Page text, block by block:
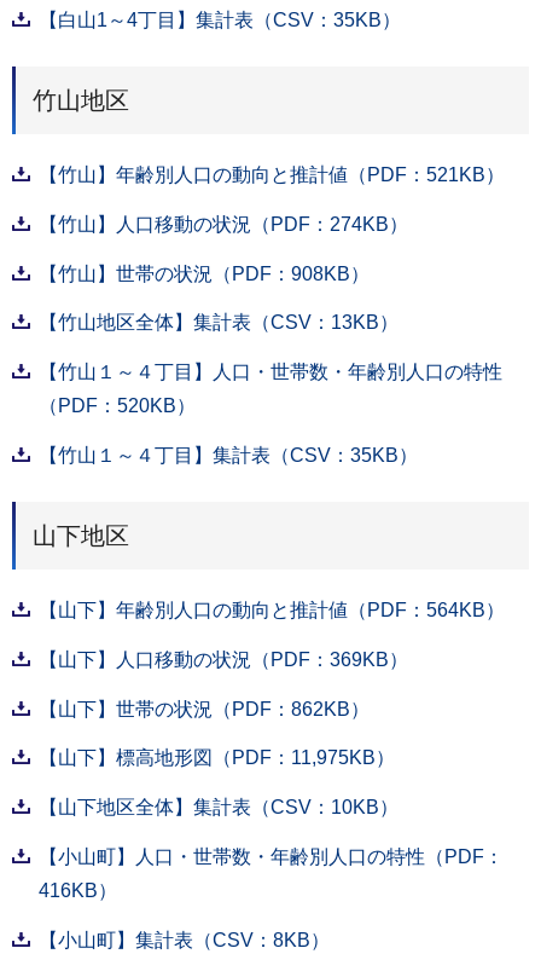
【白山1～4丁目】集計表（CSV：35KB）
竹山地区
【竹山】年齢別人口の動向と推計値（PDF：521KB）
【竹山】人口移動の状況（PDF：274KB）
【竹山】世帯の状況（PDF：908KB）
【竹山地区全体】集計表（CSV：13KB）
【竹山１～４丁目】人口・世帯数・年齢別人口の特性
（PDF：520KB）
【竹山１～４丁目】集計表（CSV：35KB）
山下地区
【山下】年齢別人口の動向と推計値（PDF：564KB）
【山下】人口移動の状況（PDF：369KB）
【山下】世帯の状況（PDF：862KB）
【山下】標高地形図（PDF：11,975KB）
【山下地区全体】集計表（CSV：10KB）
【小山町】人口・世帯数・年齢別人口の特性（PDF：
416KB）
【小山町】集計表（CSV：8KB）